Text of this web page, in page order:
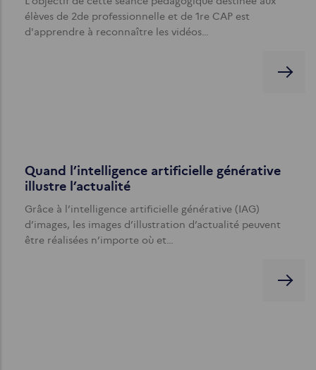
élèves de 2de professionnelle et de 1re CAP est
d'apprendre à reconnaître les vidéos…
Quand l’intelligence artificielle générative
illustre l’actualité
Grâce à l’intelligence artificielle générative (IAG)
d’images, les images d’illustration d’actualité peuvent
être réalisées n’importe où et…